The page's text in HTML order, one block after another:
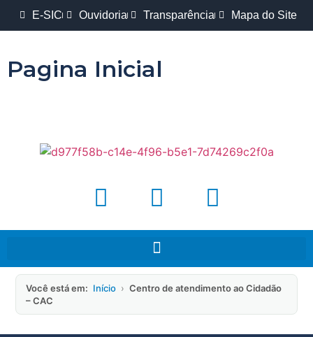
E-SIC Ouvidoria Transparência Mapa do Site
Pagina Inicial
Você está em: Início › Centro de atendimento ao Cidadão
– CAC